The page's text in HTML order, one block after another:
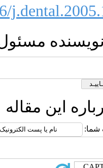
[DOI:10.1016/